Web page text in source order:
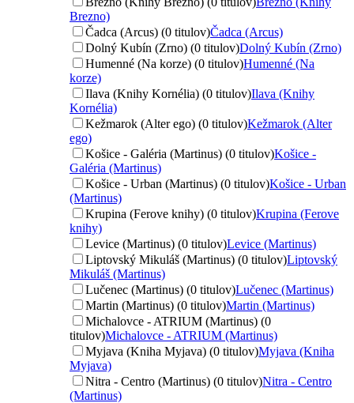
Brezno)
Čadca (Arcus) (0 titulov)Čadca (Arcus)
Dolný Kubín (Zrno) (0 titulov)Dolný Kubín (Zrno)
Humenné (Na korze) (0 titulov)Humenné (Na
korze)
Ilava (Knihy Kornélia) (0 titulov)Ilava (Knihy
Kornélia)
Kežmarok (Alter ego) (0 titulov)Kežmarok (Alter
ego)
Košice - Galéria (Martinus) (0 titulov)Košice -
Galéria (Martinus)
Košice - Urban (Martinus) (0 titulov)Košice - Urban
(Martinus)
Krupina (Ferove knihy) (0 titulov)Krupina (Ferove
knihy)
Levice (Martinus) (0 titulov)Levice (Martinus)
Liptovský Mikuláš (Martinus) (0 titulov)Liptovský
Mikuláš (Martinus)
Lučenec (Martinus) (0 titulov)Lučenec (Martinus)
Martin (Martinus) (0 titulov)Martin (Martinus)
Michalovce - ATRIUM (Martinus) (0
titulov)Michalovce - ATRIUM (Martinus)
Myjava (Kniha Myjava) (0 titulov)Myjava (Kniha
Myjava)
Nitra - Centro (Martinus) (0 titulov)Nitra - Centro
(Martinus)